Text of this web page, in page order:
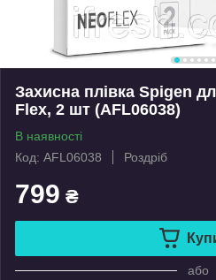
Захисна плівка Spigen
Flex, 2 шт (AFL06038)
В наявності
Код: AFL06038
Роздріб
799 ₴
або